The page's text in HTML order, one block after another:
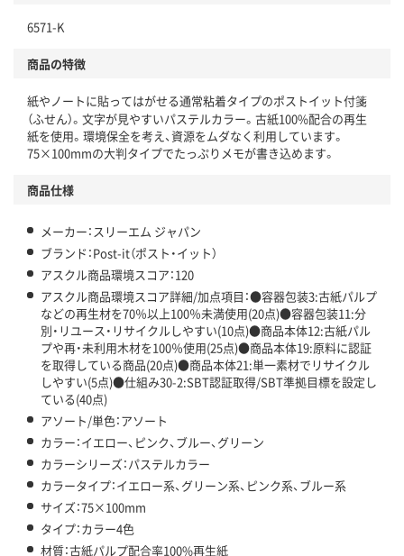
仕組
この商品の環境配慮ポイントです。下記商品詳細「
アスクル商品環境スコア詳細／加点項目
」で確認できます。
6571-K
商品の特徴
紙やノートに貼ってはがせる通常粘着タイプのポストイット付箋
（ふせん）。文字が見やすいパステルカラー。古紙100%配合の再生
紙を使用。環境保全を考え、資源をムダなく利用しています。
75×100mmの大判タイプでたっぷりメモが書き込めます。
商品仕様
メーカー：スリーエム ジャパン
ブランド：Post-it（ポスト・イット）
アスクル商品環境スコア：120
アスクル商品環境スコア詳細/加点項目：●容器包装3:古紙パルプ
などの再生材を70％以上100％未満使用(20点)●容器包装11:分
別・リユース・リサイクルしやすい(10点)●商品本体12:古紙パル
プや再・未利用木材を100％使用(25点)●商品本体19:原料に認証
を取得している商品(20点)●商品本体21:単一素材でリサイクル
しやすい(5点)●仕組み30-2:SBT認証取得/SBT準拠目標を設定し
ている(40点)
アソート/単色：アソート
カラー：イエロー、ピンク、ブルー、グリーン
カラーシリーズ：パステルカラー
カラータイプ：イエロー系、グリーン系、ピンク系、ブルー系
サイズ：75×100mm
タイプ：カラー4色
材質：古紙パルプ配合率100%再生紙